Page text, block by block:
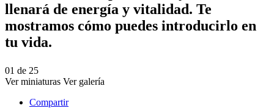
llenará de energía y vitalidad. Te
mostramos cómo puedes introducirlo en
tu vida.
01 de 25
Ver miniaturas Ver galería
Compartir